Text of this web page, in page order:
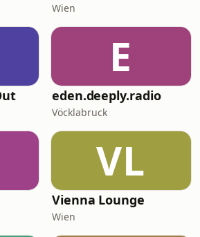
Wien
E
eden.deeply.radio
Vöcklabruck
VL
Vienna Lounge
Wien